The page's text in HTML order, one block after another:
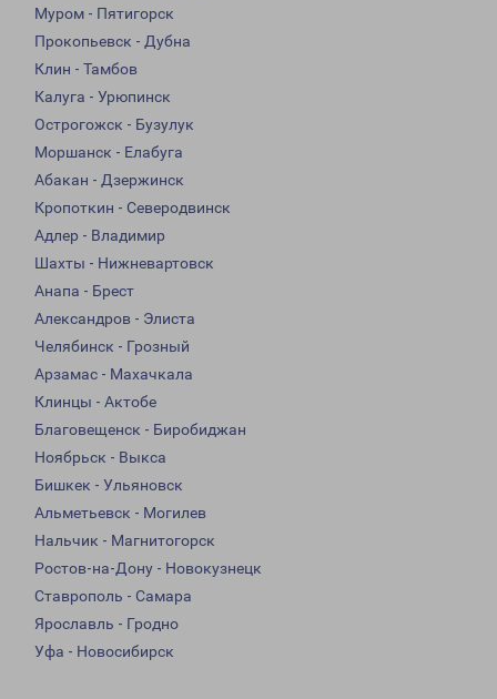
Муром - Пятигорск
Прокопьевск - Дубна
Клин - Тамбов
Калуга - Урюпинск
Острогожск - Бузулук
Моршанск - Елабуга
Абакан - Дзержинск
Кропоткин - Северодвинск
Адлер - Владимир
Шахты - Нижневартовск
Анапа - Брест
Александров - Элиста
Челябинск - Грозный
Арзамас - Махачкала
Клинцы - Актобе
Благовещенск - Биробиджан
Ноябрьск - Выкса
Бишкек - Ульяновск
Альметьевск - Могилев
Нальчик - Магнитогорск
Ростов-на-Дону - Новокузнецк
Ставрополь - Самара
Ярославль - Гродно
Уфа - Новосибирск